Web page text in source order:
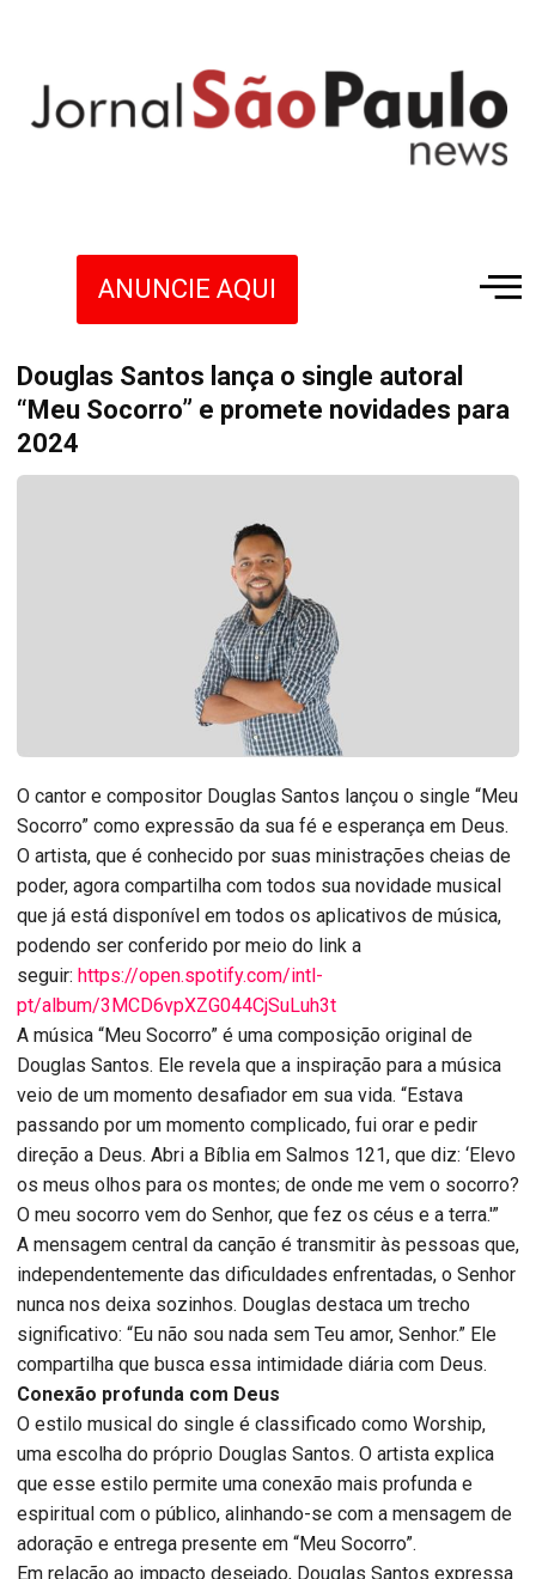
ANUNCIE AQUI
Douglas Santos lança o single autoral
“Meu Socorro” e promete novidades para
2024
O cantor e compositor Douglas Santos lançou o single “Meu
Socorro” como expressão da sua fé e esperança em Deus.
O artista, que é conhecido por suas ministrações cheias de
poder, agora compartilha com todos sua novidade musical
que já está disponível em todos os aplicativos de música,
podendo ser conferido por meio do link a
seguir: https://open.spotify.com/intl-
pt/album/3MCD6vpXZG044CjSuLuh3t
A música “Meu Socorro” é uma composição original de
Douglas Santos. Ele revela que a inspiração para a música
veio de um momento desafiador em sua vida. “Estava
passando por um momento complicado, fui orar e pedir
direção a Deus. Abri a Bíblia em Salmos 121, que diz: ‘Elevo
os meus olhos para os montes; de onde me vem o socorro?
O meu socorro vem do Senhor, que fez os céus e a terra.'”
A mensagem central da canção é transmitir às pessoas que,
independentemente das dificuldades enfrentadas, o Senhor
nunca nos deixa sozinhos. Douglas destaca um trecho
significativo: “Eu não sou nada sem Teu amor, Senhor.” Ele
compartilha que busca essa intimidade diária com Deus.
Conexão profunda com Deus
O estilo musical do single é classificado como Worship,
uma escolha do próprio Douglas Santos. O artista explica
que esse estilo permite uma conexão mais profunda e
espiritual com o público, alinhando-se com a mensagem de
adoração e entrega presente em “Meu Socorro”.
Em relação ao impacto desejado, Douglas Santos expressa